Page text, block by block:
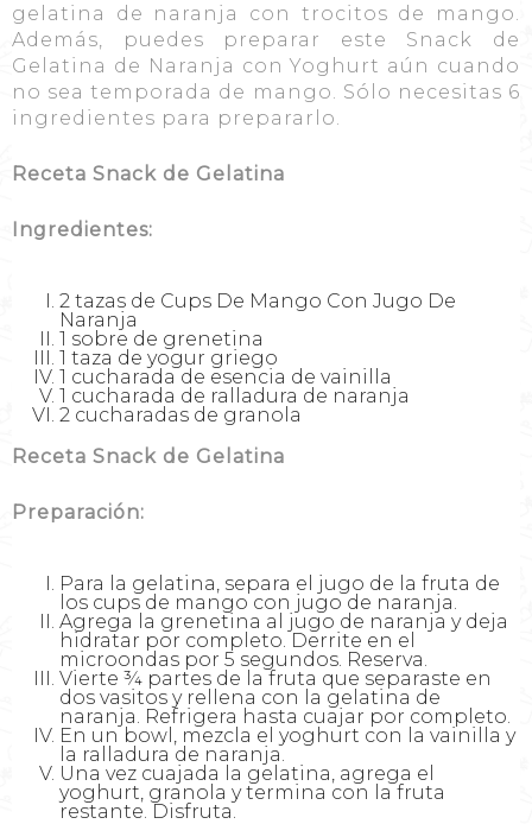
gelatina de naranja con trocitos de mango.
Además, puedes preparar este Snack de
Gelatina de Naranja con Yoghurt aún cuando
no sea temporada de mango. Sólo necesitas 6
ingredientes para prepararlo.
Receta Snack de Gelatina
Ingredientes:
2 tazas de Cups De Mango Con Jugo De
Naranja
1 sobre de grenetina
1 taza de yogur griego
1 cucharada de esencia de vainilla
1 cucharada de ralladura de naranja
2 cucharadas de granola
Receta Snack de Gelatina
Preparación:
Para la gelatina, separa el jugo de la fruta de
los cups de mango con jugo de naranja.
Agrega la grenetina al jugo de naranja y deja
hidratar por completo. Derrite en el
microondas por 5 segundos. Reserva.
Vierte ¾ partes de la fruta que separaste en
dos vasitos y rellena con la gelatina de
naranja. Refrigera hasta cuajar por completo.
En un bowl, mezcla el yoghurt con la vainilla y
la ralladura de naranja.
Una vez cuajada la gelatina, agrega el
yoghurt, granola y termina con la fruta
restante. Disfruta.